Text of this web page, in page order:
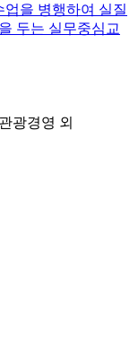
을 병행하여 실질
두는 실무중심교
광경영 외